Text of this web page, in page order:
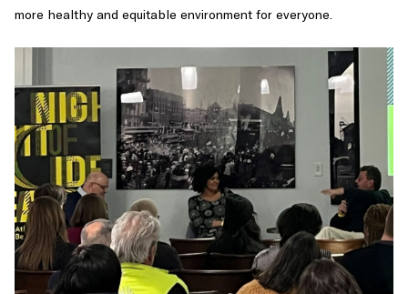
more healthy and equitable environment for everyone.